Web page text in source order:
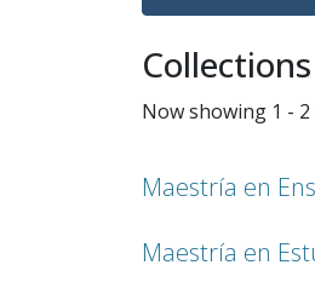
Now showing 1 -
Maestría en
Maestría en